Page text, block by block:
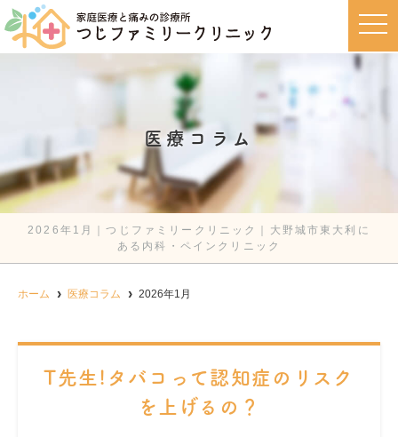
医療コラム
2026年1月｜つじファミリークリニック｜大野城市東大利に
ある内科・ペインクリニック
t
o
ホーム 医療コラム 2026年1月
T先生!タバコって認知症のリスク
を上げるの？